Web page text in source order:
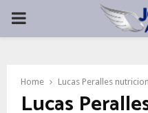
PRIMARY
Home Lucas Peralles
Lucas